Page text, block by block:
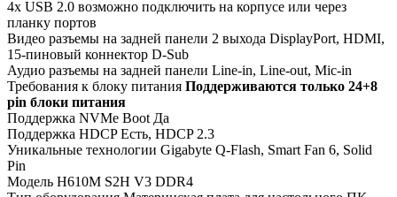
4x USB 2.0 возможно подключить на корпусе или через
планку портов
Видео разъемы на задней панели 2 выхода DisplayPort, HDMI,
15-пиновый коннектор D-Sub
Аудио разъемы на задней панели Line-in, Line-out, Mic-in
Требования к блоку питания Поддерживаются только 24+8
pin блоки питания
Поддержка NVMe Boot Да
Поддержка HDCP Есть, HDCP 2.3
Уникальные технологии Gigabyte Q-Flash, Smart Fan 6, Solid
Pin
Модель H610M S2H V3 DDR4